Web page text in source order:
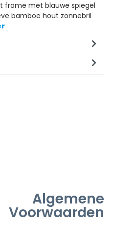
frame met blauwe spiegel
bamboe hout zonnebril
Algemene
Voorwaarden